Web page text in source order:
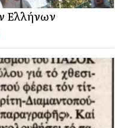
Ελλήνων